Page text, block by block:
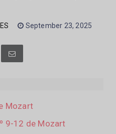
September 23, 2025
Mozart
9-12 de Mozart